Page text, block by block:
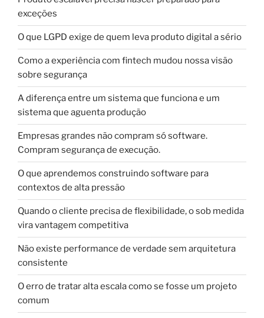
exceções
O que LGPD exige de quem leva produto digital a sério
Como a experiência com fintech mudou nossa visão
sobre segurança
A diferença entre um sistema que funciona e um
sistema que aguenta produção
Empresas grandes não compram só software.
Compram segurança de execução.
O que aprendemos construindo software para
contextos de alta pressão
Quando o cliente precisa de flexibilidade, o sob medida
vira vantagem competitiva
Não existe performance de verdade sem arquitetura
consistente
O erro de tratar alta escala como se fosse um projeto
comum